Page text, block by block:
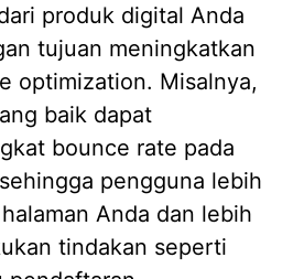
produk digital Anda
tujuan meningkatkan
optimization. Misalnya,
baik dapat
bounce rate pada
pengguna lebih
Anda dan lebih
tindakan seperti